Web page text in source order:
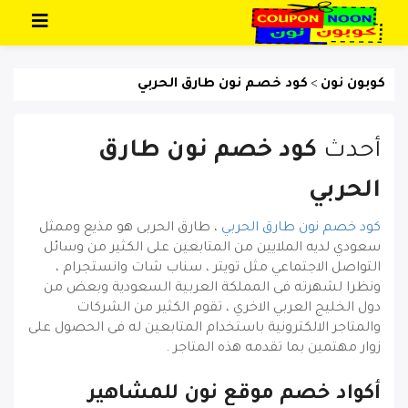
كوبون نون > كود خصم نون طارق الحربي
أحدث كود خصم نون طارق
الحربي
كود خصم نون طارق الحربي ، طارق الحربى هو مذيع وممثل
سعودي لديه الملايين من المتابعين على الكثير من وسائل
التواصل الاجتماعي مثل تويتر ، سناب شات وانستجرام ،
ونظرا لشهرته فى المملكة العربية السعودية وبعض من
دول الخليج العربي الاخري ، تقوم الكثير من الشركات
والمتاجر الالكترونية باستخدام المتابعين له فى الحصول على
زوار مهتمين بما تقدمه هذه المتاجر .
أكواد خصم موقع نون للمشاهير